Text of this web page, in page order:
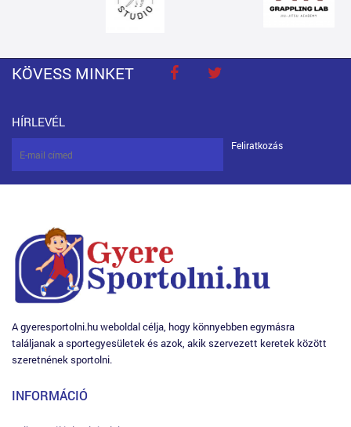
KÖVESS MINKET
HÍRLEVÉL
Feliratkozás
A gyeresportolni.hu weboldal célja, hogy könnyebben egymásra
találjanak a sportegyesületek és azok, akik szervezett keretek között
szeretnének sportolni.
INFORMÁCIÓ